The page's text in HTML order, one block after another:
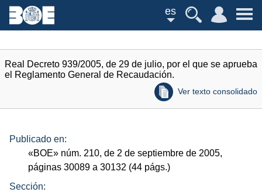
es
Real Decreto 939/2005, de 29 de julio, por el que se aprueba
el Reglamento General de Recaudación.
Ver texto consolidado
Publicado en:
«BOE» núm. 210, de 2 de septiembre de 2005,
páginas 30089 a 30132 (44 págs.)
Sección: